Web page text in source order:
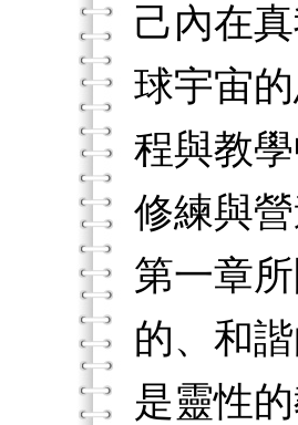
己內在
球宇宙
程與教
修練與
第一章
的、和
是靈性